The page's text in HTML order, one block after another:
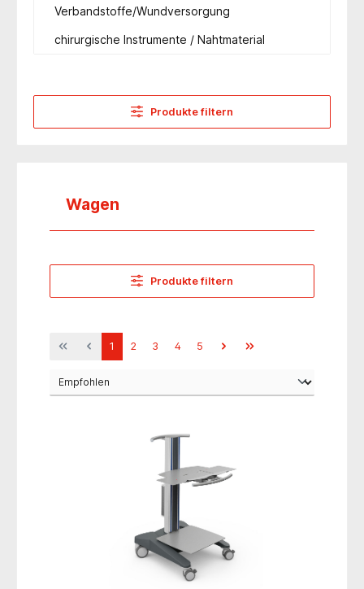
Verbandstoffe/Wundversorgung
chirurgische Instrumente / Nahtmaterial
Produkte filtern
Wagen
Produkte filtern
1 2 3 4 5